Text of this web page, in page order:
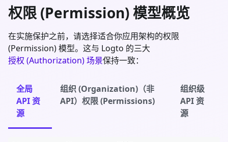
权限 (Permission) 模型概览
在实施保护之前，请选择适合你应用架构的权限
(Permission) 模型。这与 Logto 的三大
授权 (Authorization) 场景保持一致：
全局
API 资
源
组织 (Organization)（非
API）权限 (Permissions)
组织级
API 资
源